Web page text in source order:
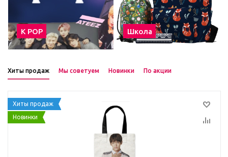
К POP Школа
Хиты продаж Мы советуем Новинки По акции
Хиты продаж
Новинки